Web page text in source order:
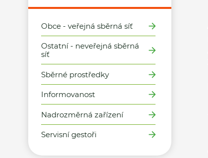
Obce - veřejná sběrná síť
Ostatní - neveřejná sběrná
síť
Sběrné prostředky
Informovanost
Nadrozměrná zařízení
Servisní gestoři